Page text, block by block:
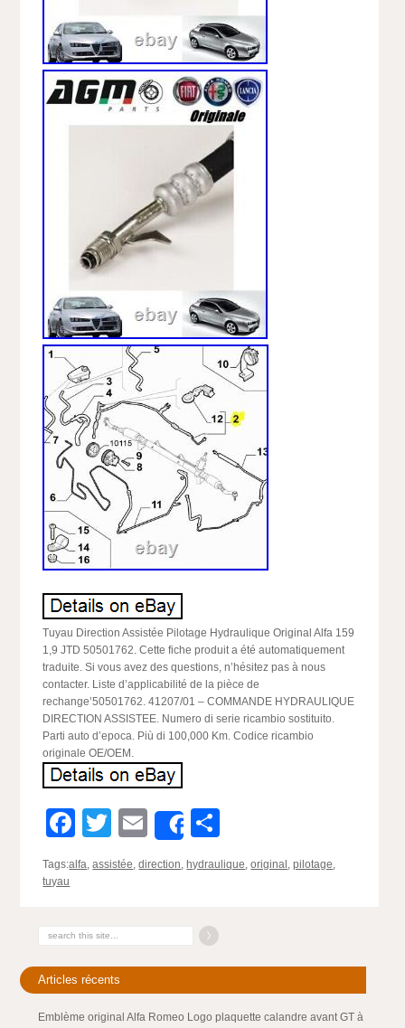
Tuyau Direction Assistée Pilotage Hydraulique Original Alfa 159
1,9 JTD 50501762. Cette fiche produit a été automatiquement
traduite. Si vous avez des questions, n’hésitez pas à nous
contacter. Liste d’applicabilité de la pièce de
rechange’50501762. 41207/01 – COMMANDE HYDRAULIQUE
DIRECTION ASSISTEE. Numero di serie ricambio sostituito.
Parti auto d’epoca. Più di 100,000 Km. Codice ricambio
originale OE/OEM.
Facebook
Twitter
EmailShare
Tags:alfa,assistée,direction, hydraulique,original ,pilotage,
tuyau
Articles récents
Emblème original Alfa Romeo Logo plaquette calandre avant GT à